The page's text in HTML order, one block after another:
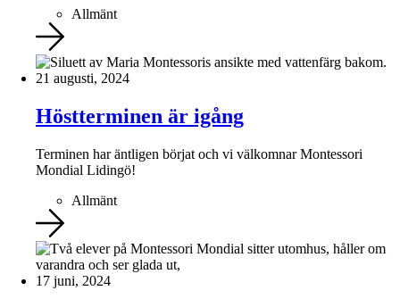
Allmänt
21 augusti, 2024
Höstterminen är igång
Terminen har äntligen börjat och vi välkomnar Montessori
Mondial Lidingö!
Allmänt
17 juni, 2024